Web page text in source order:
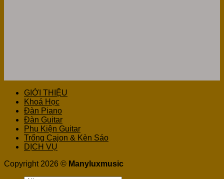
GIỚI THIỆU
Khoá Học
Đàn Piano
Đàn Guitar
Phụ Kiện Guitar
Trống Cajon & Kèn Sáo
DỊCH VỤ
Copyright 2026 © Manyluxmusic